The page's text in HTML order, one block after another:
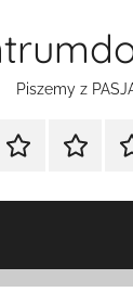
Piszemy z
PolitykaWpisy